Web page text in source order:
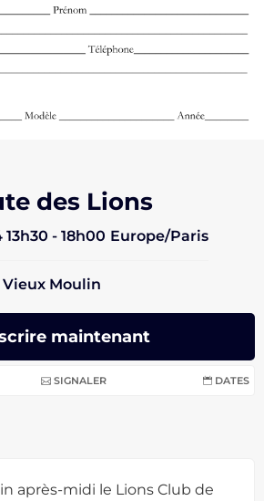
des Lions
- 18h00 Europe/Paris
Moulin
maintenant
SIGNALER DATES
après-midi le Lions Club de